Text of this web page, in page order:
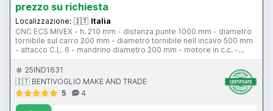
prezzo su richiesta
Localizzazione: 🇮🇹 Italia
CNC ECS MIVEX - h. 210 mm - distanza punte 1000 mm - diametro
tornibile sul carro 200 mm - diametro tornibile nell incavo 500 mm
- attacco C.L. 6 - mandrino diametro 200 mm - motore in c.c. -
velocita di rotazione 38-2000 rpm - passaggio barra 57 mm -
torretta n. 2 - rapido longitudinale - rapido trasversale - larghezza
bancale 330 mm - contropunta c.m. 5 - protezione antinfrtunistica
25IND1631
🇮🇹 BENTIVOGLIO MAKE AND TRADE
5
4